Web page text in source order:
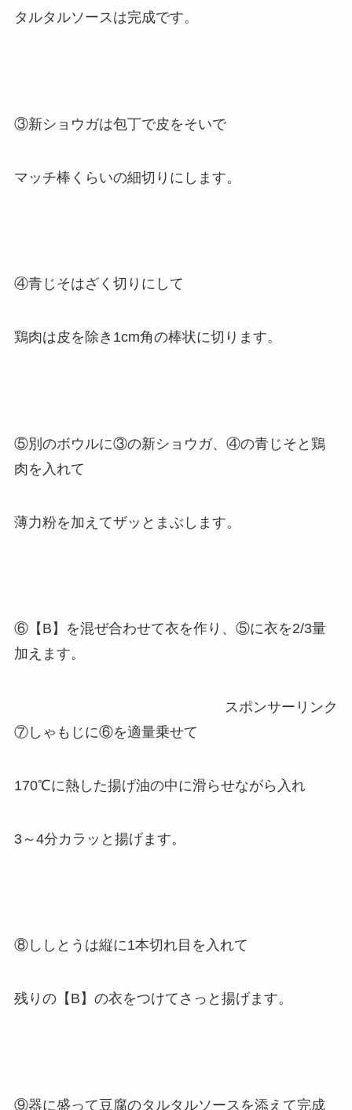
タルタルソースは完成です。
③新ショウガは包丁で皮をそいで
マッチ棒くらいの細切りにします。
④青じそはざく切りにして
鶏肉は皮を除き1cm角の棒状に切ります。
⑤別のボウルに③の新ショウガ、④の青じそと鶏
肉を入れて
薄力粉を加えてザッとまぶします。
⑥【B】を混ぜ合わせて衣を作り、⑤に衣を2/3量
加えます。
スポンサーリンク
⑦しゃもじに⑥を適量乗せて
170℃に熱した揚げ油の中に滑らせながら入れ
3～4分カラッと揚げます。
⑧ししとうは縦に1本切れ目を入れて
残りの【B】の衣をつけてさっと揚げます。
⑨器に盛って豆腐のタルタルソースを添えて完成